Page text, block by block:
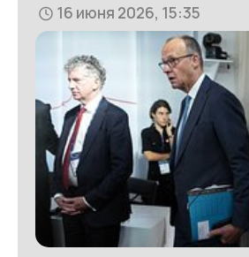
16 июня 2026, 15:35